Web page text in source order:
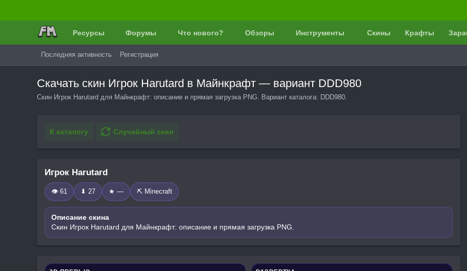
Ресурсы Форумы Что нового? Обзоры Инструменты Скины Крафты
Последняя активность Регистрация
Скачать скин Игрок Harutard в Майнкрафт — вариант DDD980
Скин Игрок Harutard для Майнкрафт: описание и прямая загрузка PNG. Вариант каталога: DDD980.
К каталогу Случайный скин
Игрок Harutard
👁 61 ⬇ 27 ★ — ⛏️ Minecraft
Описание скина
Скин Игрок Harutard для Майнкрафт: описание и прямая загрузка PNG.